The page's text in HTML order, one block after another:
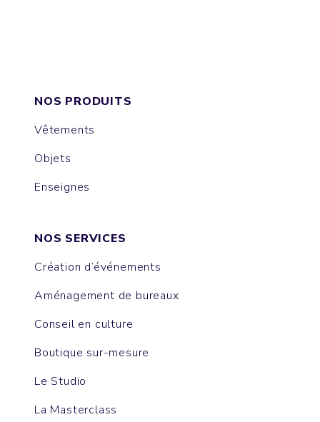
NOS PRODUITS
Vêtements
Objets
Enseignes
NOS SERVICES
Création d’événements
Aménagement de bureaux
Conseil en culture
Boutique sur-mesure
Le Studio
La Masterclass